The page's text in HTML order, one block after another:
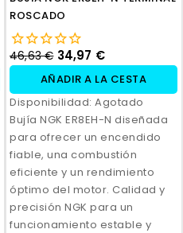
ROSCADO
46,63 € 34,97 €
AÑADIR A LA CESTA
Disponibilidad: Agotado
Bujía NGK ER8EH-N diseñada
para ofrecer un encendido
fiable, una combustión
eficiente y un rendimiento
óptimo del motor. Calidad y
precisión NGK para un
funcionamiento estable y